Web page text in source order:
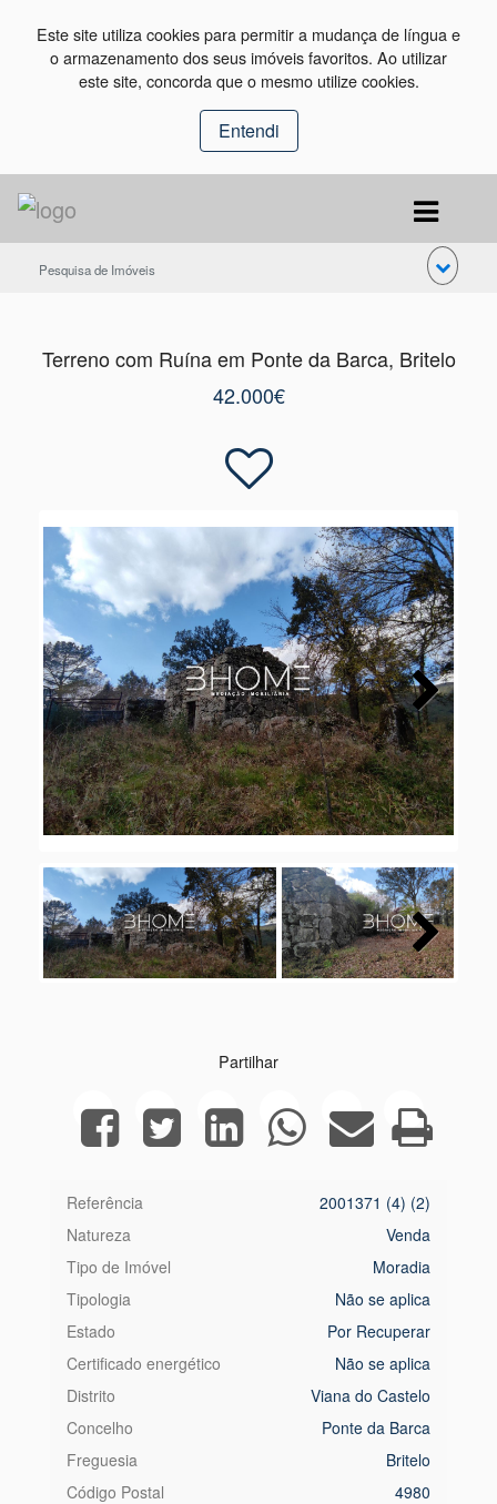
Este site utiliza cookies para permitir a mudança de língua e
o armazenamento dos seus imóveis favoritos. Ao utilizar
este site, concorda que o mesmo utilize cookies.
Entendi
Pesquisa de Imóveis
Terreno com Ruína em Ponte da Barca, Britelo
42.000€
Next
Next
Partilhar
Referência
2001371 (4) (2)
Natureza
Venda
Tipo de Imóvel
Moradia
Tipologia
Não se aplica
Estado
Por Recuperar
Certificado energético
Não se aplica
Distrito
Viana do Castelo
Concelho
Ponte da Barca
Freguesia
Britelo
Código Postal
4980